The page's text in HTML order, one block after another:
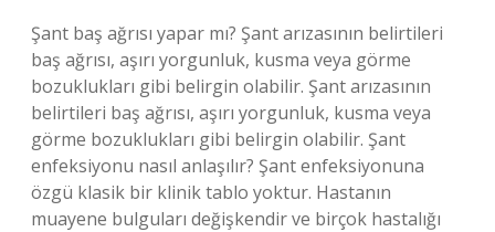
Şant baş ağrısı yapar mı? Şant arızasının belirtileri
baş ağrısı, aşırı yorgunluk, kusma veya görme
bozuklukları gibi belirgin olabilir. Şant arızasının
belirtileri baş ağrısı, aşırı yorgunluk, kusma veya
görme bozuklukları gibi belirgin olabilir. Şant
enfeksiyonu nasıl anlaşılır? Şant enfeksiyonuna
özgü klasik bir klinik tablo yoktur. Hastanın
muayene bulguları değişkendir ve birçok hastalığı